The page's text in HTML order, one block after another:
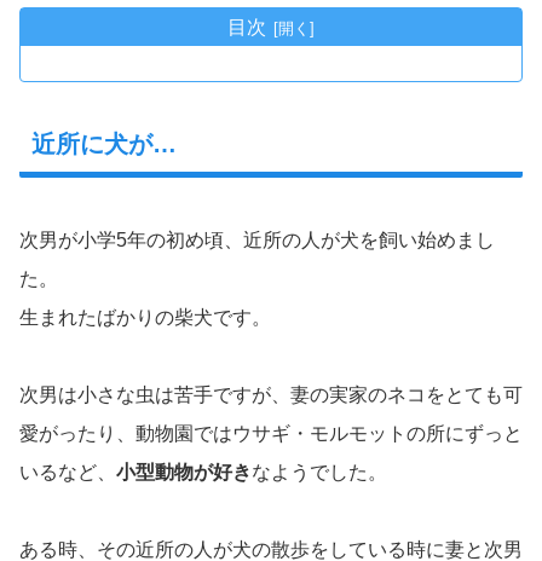
目次
近所に犬が…
次男が小学5年の初め頃、近所の人が犬を飼い始めまし
た。
生まれたばかりの柴犬です。
次男は小さな虫は苦手ですが、妻の実家のネコをとても可
愛がったり、動物園ではウサギ・モルモットの所にずっと
いるなど、 小型動物が好きなようでした。
ある時、その近所の人が犬の散歩をしている時に妻と次男